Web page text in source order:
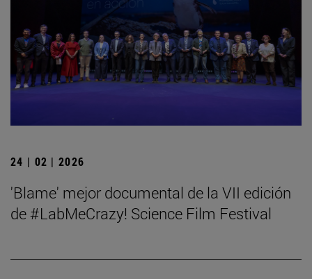
24 | 02 | 2026
'Blame' mejor documental de la VII edición
de #LabMeCrazy! Science Film Festival